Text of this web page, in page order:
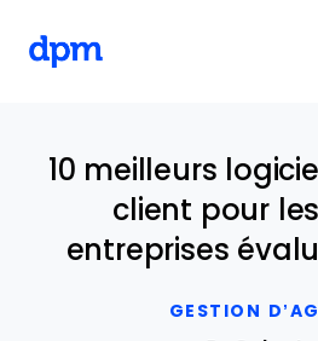
GESTION
10 meilleurs
client pour
entreprises